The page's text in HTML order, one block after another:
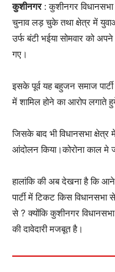
कुशीनगर: कुशीनगर विधानसभा
चुनाव लड़ चुके तथा क्षेत्र में
उर्फ बंटी भईया सोमवार को अपने
गए।
इसके पूर्व यह बहुजन समाज पार्टी थे
में शामिल होने का आरोप लगाते
जिसके बाद भी विधानसभा
आंदोलन किया।कोरोना काल
हालांकि की अब देखना है कि आने
पार्टी में टिकट किस
से ? क्योंकि कुशीनगर विधानसभा
की दावेदारी मजबूत है।